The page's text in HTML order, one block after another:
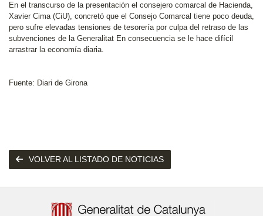
En el transcurso de la presentación el consejero comarcal de Hacienda,
Xavier Cima (CiU), concretó que el Consejo Comarcal tiene poco deuda,
pero sufre elevadas tensiones de tesorería por culpa del retraso de las
subvenciones de la Generalitat En consecuencia se le hace difícil
arrastrar la economía diaria.
Fuente: Diari de Girona
VOLVER AL LISTADO DE NOTICIAS